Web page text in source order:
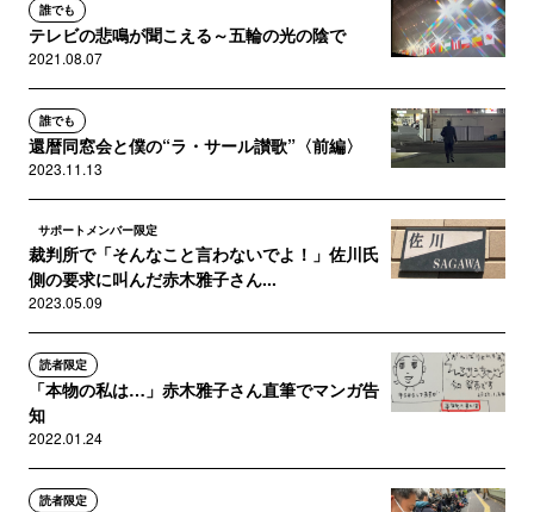
誰でも
テレビの悲鳴が聞こえる～五輪の光の陰で
2021.08.07
誰でも
還暦同窓会と僕の“ラ・サール讃歌”〈前編〉
2023.11.13
サポートメンバー限定
裁判所で「そんなこと言わないでよ！」佐川氏
側の要求に叫んだ赤木雅子さん...
2023.05.09
読者限定
「本物の私は…」赤木雅子さん直筆でマンガ告
知
2022.01.24
読者限定